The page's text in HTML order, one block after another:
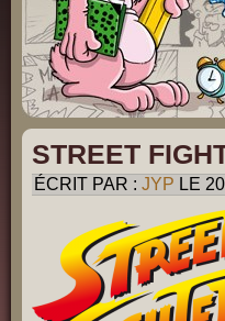
STREET
ÉCRIT PAR : JYP LE